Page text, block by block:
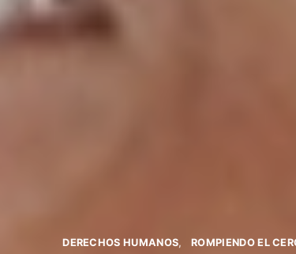
DERECHOS HUMANOS ROMPIENDO EL